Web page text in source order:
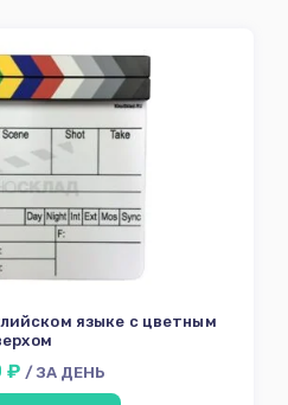
языке с цветным
₽ / ЗА ДЕНЬ